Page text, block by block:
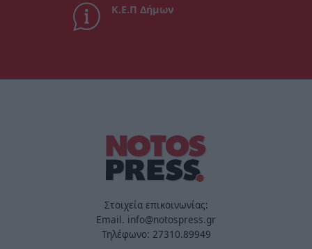
Κ.Ε.Π Δήμων
Στοιχεία επικοινωνίας:
Email. info@notospress.gr
Τηλέφωνο: 27310.89949